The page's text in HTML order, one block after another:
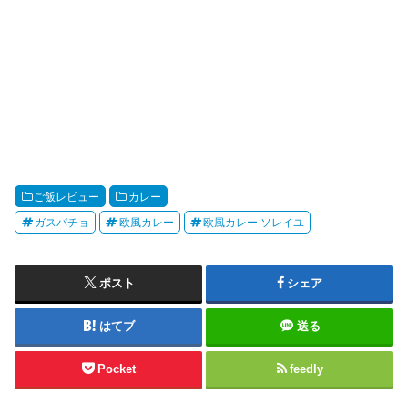
ご飯レビュー カレー
ガスパチョ 欧風カレー 欧風カレー ソレイユ
ポスト シェア
はてブ 送る
Pocket feedly